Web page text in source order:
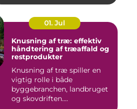
01. Jul
Knusning af træ: effektiv
håndtering af træaffald og
restprodukter
Knusning af træ spiller en
vigtig rolle i både
byggebranchen, landbruget
og skovdriften....